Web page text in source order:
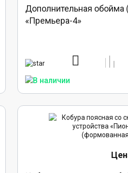
Дополнительная обойма
«Премьера-4»